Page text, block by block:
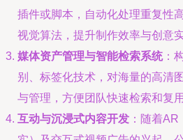
插件或脚本，自动化处理重复性
视觉算法，提升制作效率与创意
媒体资产管理与智能检索系统：
别、标签化技术，对海量的高清
与管理，方便团队快速检索和复
互动与沉浸式内容开发 ：随着